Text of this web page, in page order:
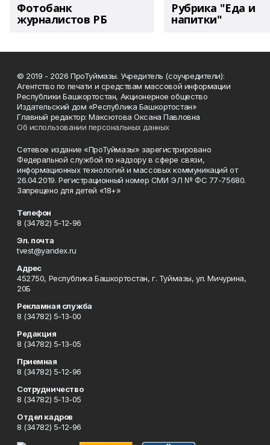
Фотобанк
журналистов РБ
Рубрика "Еда и
напитки"
© 2019 - 2026 ПроТуймазы. Учредитель (соучредители):
Агентство по печати и средствам массовой информации
Республики Башкортостан, Акционерное общество
Издательский дом «Республика Башкортостан»
Главный редактор: Максютова Оксана Павловна
Об использовании персональных данных
Сетевое издание «ПроТуймазы» зарегистрировано
Федеральной службой по надзору в сфере связи,
информационных технологий и массовых коммуникаций от
26.04.2019. Регистрационный номер СМИ ЭЛ № ФС 77-75680.
Запрещено для детей «18+»
Телефон
8 (34782) 5-12-96
Эл. почта
tvest@yandex.ru
Адрес
452750, Республика Башкортостан, г. Туймазы, ул. Мичурина,
20Б
Рекламная служба
8 (34782) 5-13-00
Редакция
8 (34782) 5-13-05
Приемная
8 (34782) 5-12-96
Сотрудничество
8 (34782) 5-13-05
Отдел кадров
8 (34782) 5-12-96